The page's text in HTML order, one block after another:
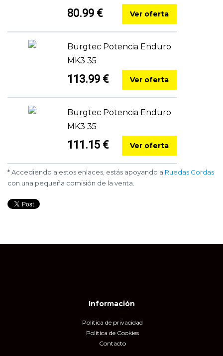
80.99 € Ver oferta
Burgtec Potencia Enduro
MK3 35
113.99 € Ver oferta
Burgtec Potencia Enduro
MK3 35
111.15 € Ver oferta
* Accediendo a estos enlaces, estás apoyando a Ruedas Gordas
con una pequeña comisión de la venta.
Información
Política de privacidad
Política de Cookies
Contacto